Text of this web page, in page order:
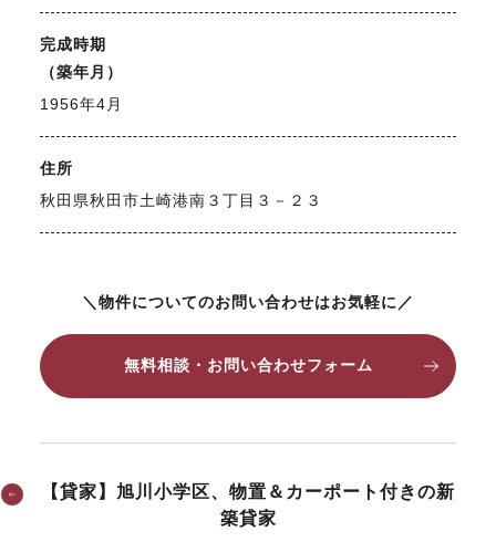
完成時期
（築年月）
1956年4月
住所
秋田県秋田市土崎港南３丁目３－２３
＼物件についてのお問い合わせはお気軽に／
無料相談・お問い合わせフォーム
【貸家】旭川小学区、物置＆カーポート付きの新
築貸家